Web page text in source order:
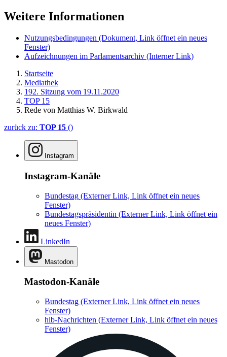
Weitere Informationen
Nutzungsbedingungen (Dokument, Link öffnet ein neues
Fenster)
Aufzeichnungen im Parlamentsarchiv (Interner Link)
Startseite
Mediathek
192. Sitzung vom 19.11.2020
TOP 15
Rede von Matthias W. Birkwald
zurück zu: TOP 15 ()
Instagram
Instagram-Kanäle
Bundestag (Externer Link, Link öffnet ein neues
Fenster)
Bundestagspräsidentin (Externer Link, Link öffnet ein
neues Fenster)
LinkedIn
Mastodon
Mastodon-Kanäle
Bundestag (Externer Link, Link öffnet ein neues
Fenster)
hib-Nachrichten (Externer Link, Link öffnet ein neues
Fenster)